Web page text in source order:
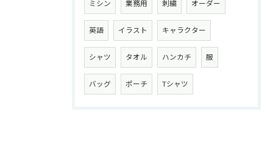
ミシン 業務用 刺繍 オーダー
英語 イラスト キャラクター
シャツ タオル ハンカチ 服
バッグ ポーチ Tシャツ